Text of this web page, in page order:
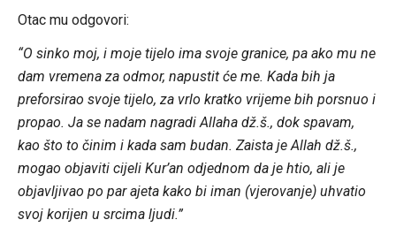
Otac mu odgovori:
“O sinko moj, i moje tijelo ima svoje granice, pa ako mu ne
dam vremena za odmor, napustit će me. Kada bih ja
preforsirao svoje tijelo, za vrlo kratko vrijeme bih porsnuo i
propao. Ja se nadam nagradi Allaha dž.š., dok spavam,
kao što to činim i kada sam budan. Zaista je Allah dž.š.,
mogao objaviti cijeli Kur’an odjednom da je htio, ali je
objavljivao po par ajeta kako bi iman (vjerovanje) uhvatio
svoj korijen u srcima ljudi.”